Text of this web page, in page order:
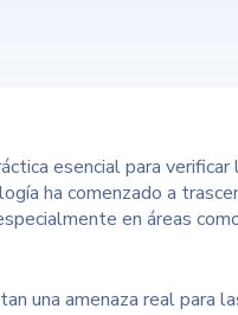
esencial para
ha comenzado a
en áreas
una amenaza real para